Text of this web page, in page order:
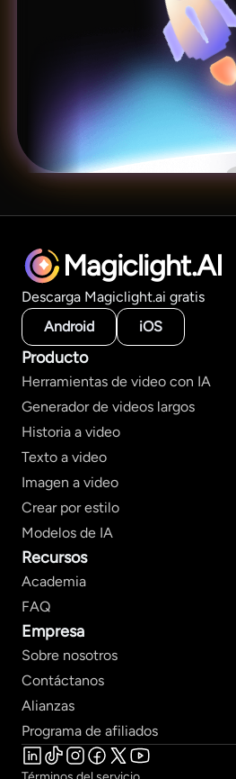
Magiclight.AI
Descarga Magiclight.ai gratis
Android
iOS
Producto
Herramientas de video con IA
Generador de videos largos
Historia a video
Texto a video
Imagen a video
Crear por estilo
Modelos de IA
Recursos
Academia
FAQ
Empresa
Sobre nosotros
Contáctanos
Alianzas
Programa de afiliados